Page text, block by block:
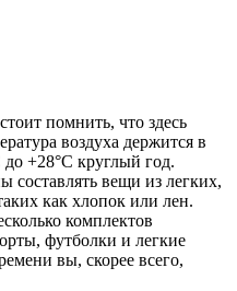
помнить, что здесь
воздуха держится в
+28°C круглый год.
составлять вещи из легких,
как хлопок или лен.
комплектов
футболки и легкие
вы, скорее всего,